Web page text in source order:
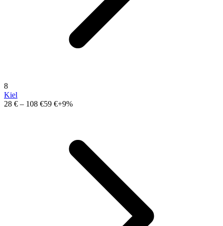
8
Kiel
28 € – 108 €59 €+9%